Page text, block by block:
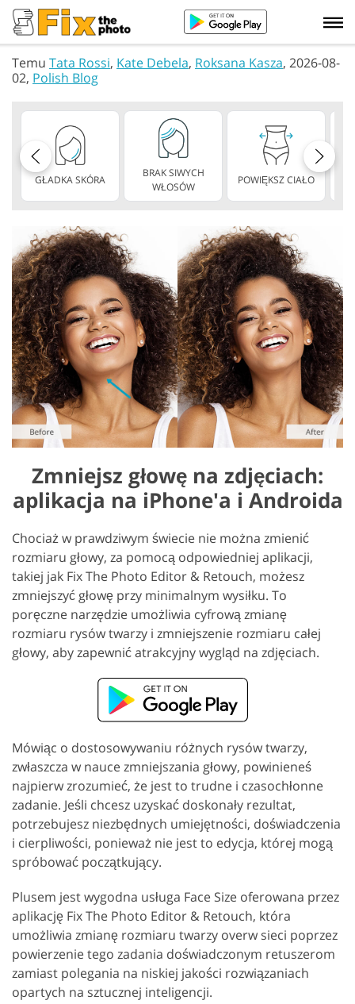
Temu Tata Rossi, Kate Debela, Roksana Kasza, 2026-08-
02, Polish Blog
GŁADKA SKÓRA
BRAK SIWYCH
WŁOSÓW
POWIĘKSZ CIAŁO
Zmniejsz głowę na zdjęciach:
aplikacja na iPhone'a i Androida
Chociaż w prawdziwym świecie nie można zmienić
rozmiaru głowy, za pomocą odpowiedniej aplikacji,
takiej jak Fix The Photo Editor & Retouch, możesz
zmniejszyć głowę przy minimalnym wysiłku. To
poręczne narzędzie umożliwia cyfrową zmianę
rozmiaru rysów twarzy i zmniejszenie rozmiaru całej
głowy, aby zapewnić atrakcyjny wygląd na zdjęciach.
Mówiąc o dostosowywaniu różnych rysów twarzy,
zwłaszcza w nauce zmniejszania głowy, powinieneś
najpierw zrozumieć, że jest to trudne i czasochłonne
zadanie. Jeśli chcesz uzyskać doskonały rezultat,
potrzebujesz niezbędnych umiejętności, doświadczenia
i cierpliwości, ponieważ nie jest to edycja, której mogą
spróbować początkujący.
Plusem jest wygodna usługa Face Size oferowana przez
aplikację Fix The Photo Editor & Retouch, która
umożliwia zmianę rozmiaru twarzy overw sieci poprzez
powierzenie tego zadania doświadczonym retuszerom
zamiast polegania na niskiej jakości rozwiązaniach
opartych na sztucznej inteligencji.